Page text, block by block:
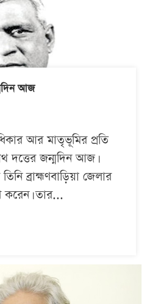
আজ
আর মাতৃভূমির প্রতি
দত্তের জন্মদিন আজ।
ব্রাহ্মণবাড়িয়া জেলার
করেন। তার...